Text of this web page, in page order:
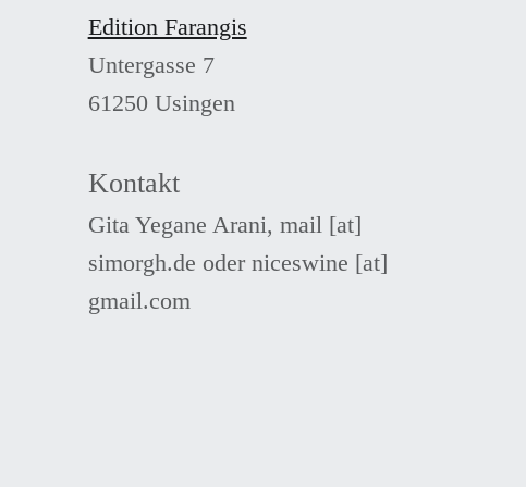
Edition Farangis
Untergasse 7
61250 Usingen
Kontakt
Gita Yegane Arani, mail [at]
simorgh.de oder niceswine [at]
gmail.com